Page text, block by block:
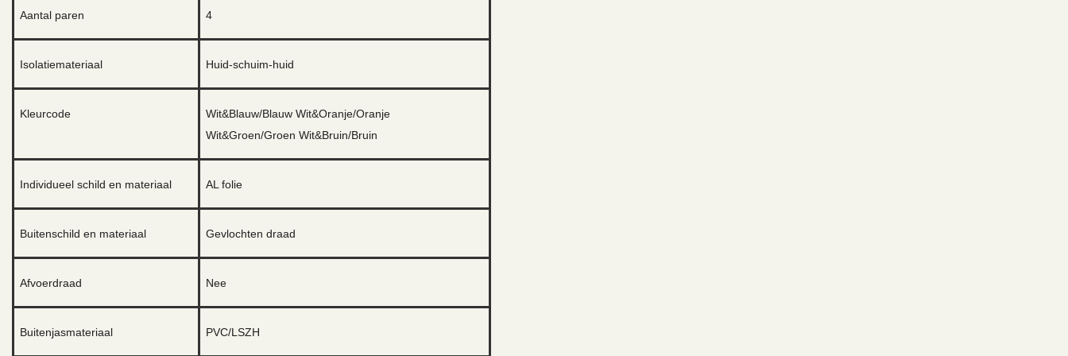
Aantal paren 4
Isolatiemateriaal Huid-schuim-huid
Kleurcode
Wit&Blauw/Blauw Wit&Oranje/Oranje
Wit&Groen/Groen Wit&Bruin/Bruin
Individueel schild en materiaal AL folie
Buitenschild en materiaal Gevlochten draad
Afvoerdraad Nee
Buitenjasmateriaal PVC/LSZH